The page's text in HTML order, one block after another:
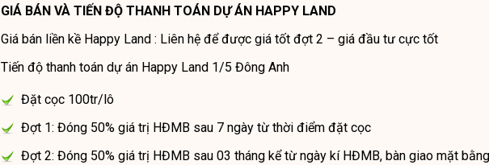
GIÁ BÁN VÀ TIẾN ĐỘ THANH TOÁN DỰ ÁN HAPPY LAND
Giá bán liền kề Happy Land : Liên hệ để được giá tốt đợt 2 – giá đầu tư cực tốt
Tiến độ thanh toán dự án Happy Land 1/5 Đông Anh
Đặt cọc 100tr/lô
Đợt 1: Đóng 50% giá trị HĐMB sau 7 ngày từ thời điểm đặt cọc
Đợt 2: Đóng 50% giá trị HĐMB sau 03 tháng kể từ ngày kí HĐMB, bàn giao mặt bằng